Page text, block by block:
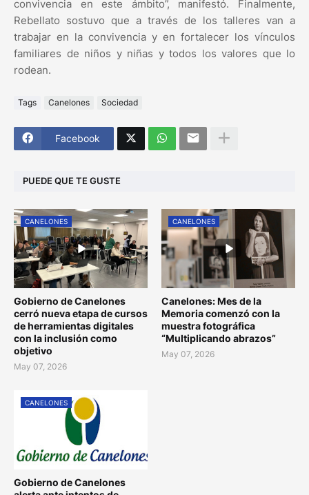
convivencia en este ámbito”, manifestó. Finalmente,
Rebellato sostuvo que a través de los talleres van a
trabajar en la convivencia y en fortalecer los vínculos
familiares de niños y niñas y todos los valores que lo
rodean.
Tags Canelones Sociedad
Facebook
PUEDE QUE TE GUSTE
CANELONES
Gobierno de Canelones
cerró nueva etapa de cursos
de herramientas digitales
con la inclusión como
objetivo
May 07, 2026
CANELONES
Canelones: Mes de la
Memoria comenzó con la
muestra fotográfica
“Multiplicando abrazos”
May 07, 2026
CANELONES
Gobierno de Canelones